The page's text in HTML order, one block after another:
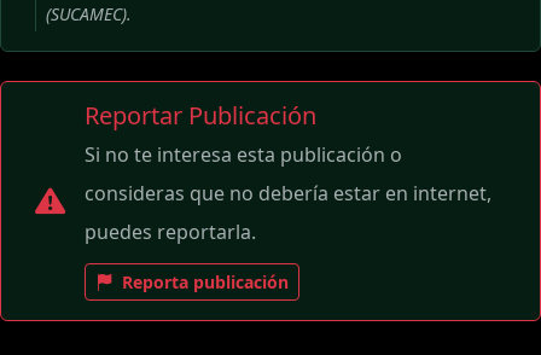
(SUCAMEC).
Reportar Publicación
Si no te interesa esta publicación o
consideras que no debería estar en internet,
puedes reportarla.
Reporta publicación